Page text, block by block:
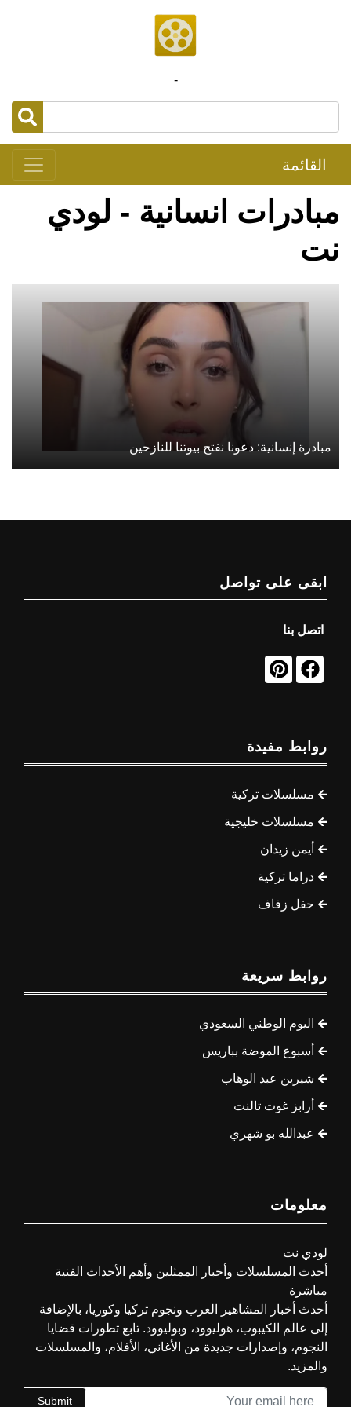
-
القائمة
مبادرات انسانية - لودي
نت
مبادرة إنسانية: دعونا نفتح بيوتنا للنازحين
ابقى على تواصل
اتصل بنا
روابط مفيدة
مسلسلات تركية
مسلسلات خليجية
أيمن زيدان
دراما تركية
حفل زفاف
روابط سريعة
اليوم الوطني السعودي
أسبوع الموضة بباريس
شيرين عبد الوهاب
أرابز غوت تالنت
عبدالله بو شهري
معلومات
لودي نت
أحدث المسلسلات وأخبار الممثلين وأهم الأحداث الفنية
مباشرة
أحدث أخبار المشاهير العرب ونجوم تركيا وكوريا، بالإضافة
إلى عالم الكيبوب، هوليوود، وبوليوود. تابع تطورات قضايا
النجوم، وإصدارات جديدة من الأغاني، الأفلام، والمسلسلات
والمزيد.
Submit